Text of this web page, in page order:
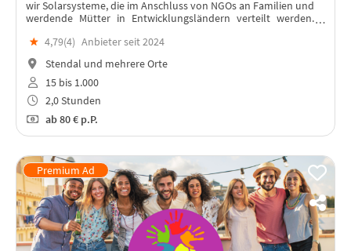
wir Solarsysteme, die im Anschluss von NGOs an Familien und
werdende Mütter in Entwicklungsländern verteilt werden.
★ 4,79(4) Anbieter seit 2024
Stendal und mehrere Orte
15 bis 1.000
2,0 Stunden
ab80 € p.P.